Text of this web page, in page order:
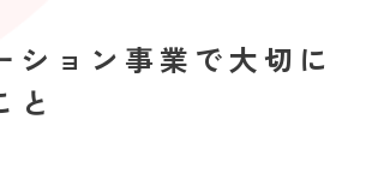
ション事業で大切に
と